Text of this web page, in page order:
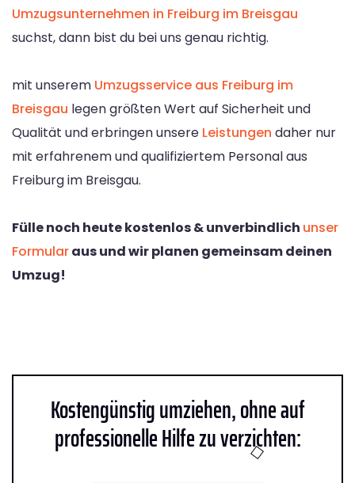
Umzugsunternehmen in Freiburg im Breisgau
suchst, dann bist du bei uns genau richtig.
mit unserem Umzugsservice aus Freiburg im
Breisgau legen größten Wert auf Sicherheit und
Qualität und erbringen unsere Leistungen daher nur
mit erfahrenem und qualifiziertem Personal aus
Freiburg im Breisgau.
Fülle noch heute kostenlos & unverbindlich unser
Formularaus und wir planen gemeinsam deinen
Umzug!
Kostengünstig umziehen, ohne auf
professionelle Hilfe zu verzichten: